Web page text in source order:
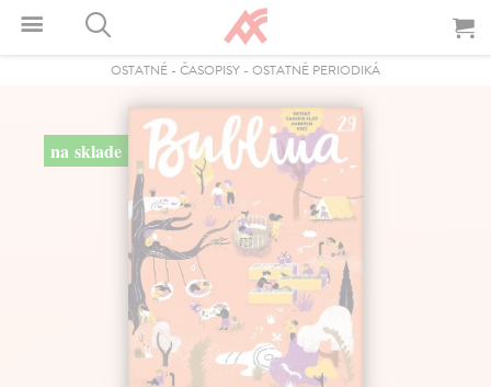
OSTATNÉ - ČASOPISY - OSTATNÉ PERIODIKÁ
na sklade